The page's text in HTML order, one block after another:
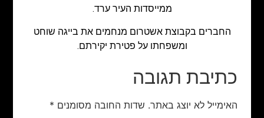
ממייסדות העיר ערד.
החברים בקבוצת אשטרום מנחמים את בייגה שוחט
ומשפחתו על פטירת יקירתם.
כתיבת תגובה
האימייל לא יוצג באתר. שדות החובה מסומנים *